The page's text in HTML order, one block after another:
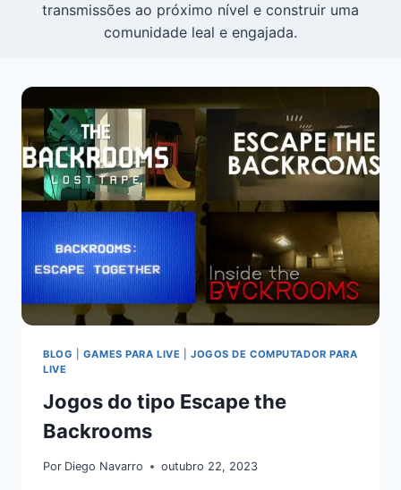
transmissões ao próximo nível e construir uma
comunidade leal e engajada.
BLOG GAMES PARA LIVE |JOGOS DE COMPUTADOR PARA
LIVE
Jogos do tipo Escape the
Backrooms
Por Diego Navarro outubro 22, 2023